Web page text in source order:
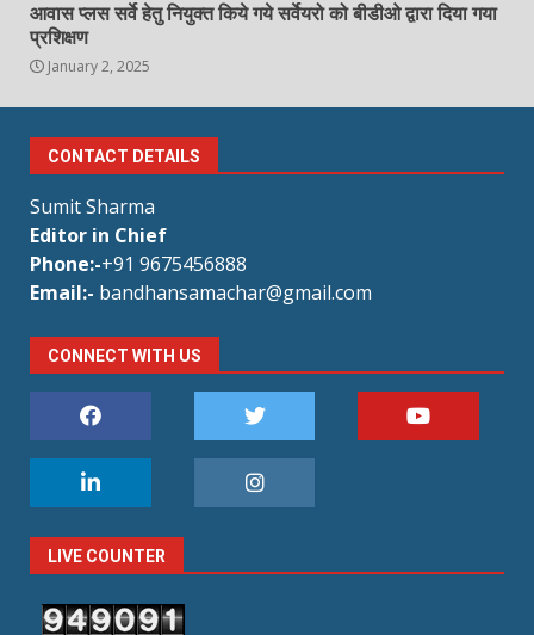
आवास प्लस सर्वे हेतु नियुक्त किये गये सर्वेयरो को बीडीओ द्वारा दिया गया
प्रशिक्षण
January 2, 2025
CONTACT DETAILS
Sumit Sharma
Editor in Chief
Phone:-+91 9675456888
Email:- bandhansamachar@gmail.com
CONNECT WITH US
LIVE COUNTER